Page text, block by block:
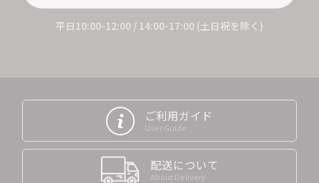
平日10:00-12:00 / 14:00-17:00 (土日祝を除く)
ご利用ガイド
User Guide
配送について
About Delivery